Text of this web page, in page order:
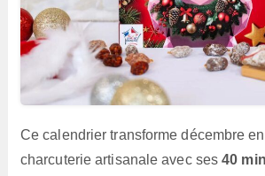
Ce calendrier transforme décembre
charcuterie artisanale avec ses40